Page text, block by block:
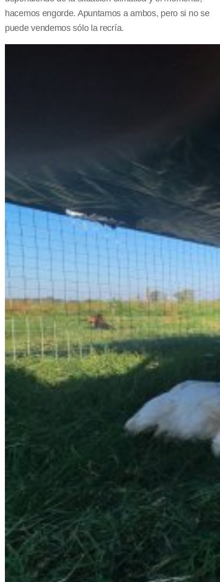
hacemos engorde. Apuntamos a ambos, pero si no se
puede vendemos sólo la recría.